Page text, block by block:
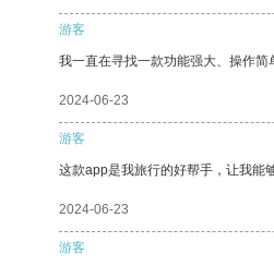
游客
我一直在寻找一款功能强大、操作
2024-06-23
游客
这款app是我旅行的好帮手，让我能
2024-06-23
游客